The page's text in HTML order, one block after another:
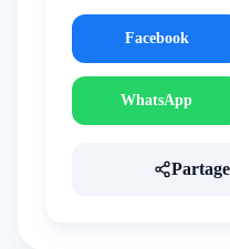
Facebook
WhatsApp